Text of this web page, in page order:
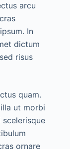
arcu
In
dictum
risus
quam.
ut morbi
ornare